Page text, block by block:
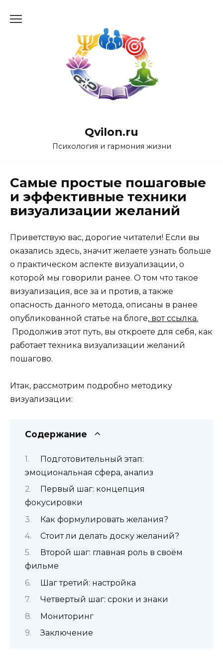
Qvilon.ru
Психология и гармония жизни
Самые простые пошаговые
и эффективные техники
визуализации желаний
Приветствую вас, дорогие читатели! Если вы
оказались здесь, значит желаете узнать больше
о практическом аспекте визуализации, о
которой мы говорили ранее. О том что такое
визуализация, все за и против, а также
опасность данного метода, описаны в ранее
опубликованной статье на блоге, вот ссылка.
Продолжив этот путь, вы откроете для себя, как
работает техника визуализации желаний
пошагово.
Итак, рассмотрим подробно методику
визуализации:
Содержание
Подготовительный этап:
эмоциональная сфера, анализ
Первый шаг: концепция
фокусировки
Как формулировать желания?
Стоит ли делать доску желаний?
Второй шаг: главная роль в своём
фильме
Шаг третий: настройка
Четвертый шаг: сроки и знаки
Мониторинг
Заключение